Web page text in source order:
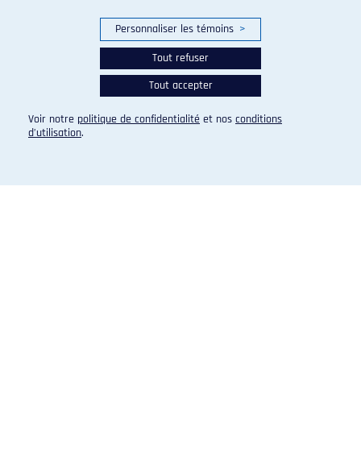
Personnaliser les témoins >
Tout refuser
Tout accepter
Voir notre politique de confidentialité et nos conditions
d’utilisation.